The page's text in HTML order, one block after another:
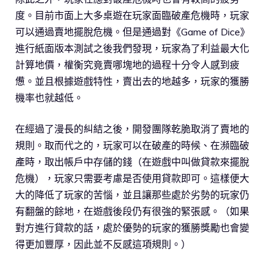
度。目前市面上大多桌遊在玩家面臨破產危機時，玩家
可以通過賣地擺脫危機。但是通過對《Game of Dice》
進行紙面版本測試之後我們發現，玩家為了利益最大化
計算地價，權衡究竟賣哪塊地的過程十分令人感到疲
憊。並且根據遊戲特性，賣出去的地越多，玩家的獲勝
機率也就越低。
在經過了漫長的糾結之後，開發團隊乾脆取消了賣地的
規則。取而代之的，玩家可以在破產的時候、在瀕臨破
產時，取出帳戶中存儲的錢（在遊戲中叫做貸款來擺脫
危機），玩家只需要考慮是否使用貸款即可。這樣便大
大的降低了玩家的苦惱，並且讓那些處於劣勢的玩家仍
有翻盤的餘地，在遊戲後段仍有很強的緊張感。（如果
對方進行貸款的話，處於優勢的玩家的獲勝獎勵也會變
得更加豐厚，因此並不反感這項規則。）